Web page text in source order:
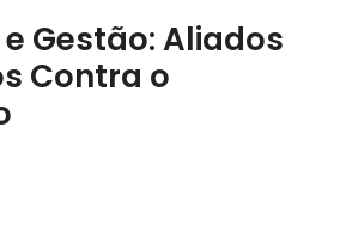
Gestão: Aliados
Contra o